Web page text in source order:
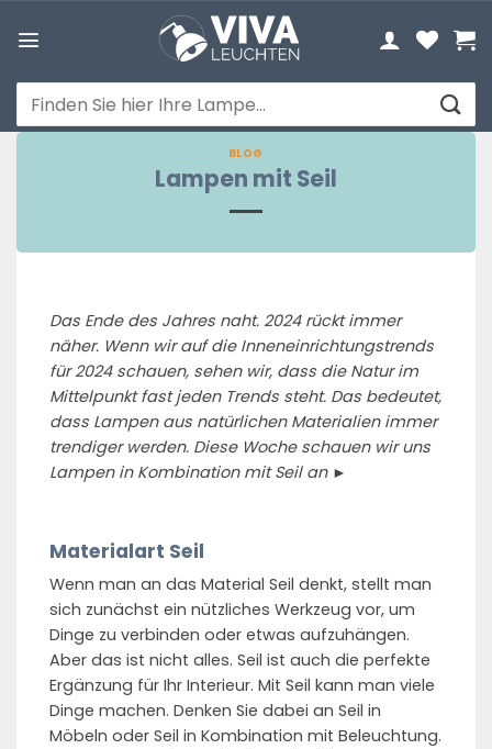
Inhalt
Suchen
nach:
BLOG
Lampen mit Seil
Das Ende des Jahres naht. 2024 rückt immer
näher. Wenn wir auf die Inneneinrichtungstrends
für 2024 schauen, sehen wir, dass die Natur im
Mittelpunkt fast jeden Trends steht. Das bedeutet,
dass Lampen aus natürlichen Materialien immer
trendiger werden. Diese Woche schauen wir uns
Lampen in Kombination mit Seil an ►
Materialart Seil
Wenn man an das Material Seil denkt, stellt man
sich zunächst ein nützliches Werkzeug vor, um
Dinge zu verbinden oder etwas aufzuhängen.
Aber das ist nicht alles. Seil ist auch die perfekte
Ergänzung für Ihr Interieur. Mit Seil kann man viele
Dinge machen. Denken Sie dabei an Seil in
Möbeln oder Seil in Kombination mit Beleuchtung.